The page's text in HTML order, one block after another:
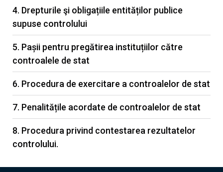
4. Drepturile şi obligațiile entităților publice
supuse controlului
5. Pașii pentru pregătirea instituțiilor către
controalele de stat
6. Procedura de exercitare a controalelor de stat
7. Penalitățile acordate de controalelor de stat
8. Procedura privind contestarea rezultatelor
controlului.